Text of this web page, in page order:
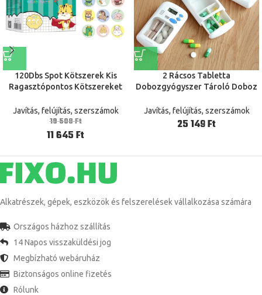
120Dbs Spot Kötszerek Kis
Ragasztópontos Kötszereket
Apró Kerek Kötszerekkel A
Kézhez És Kars Sebekhez
Javítás, felújítás, szerszámok
19 508Ft
11 645Ft
2 Rácsos Tabletta
Dobozgyógyszer Tároló Doboz
Emlékeztető Gyógyszer
Dobozok Riasztási Időzítő
Javítás, felújítás, szerszámok
Ft
Alkatrészek, gépek, eszközök és felszerelések vállalkozása számára
Országos házhoz szállítás
14 Napos visszaküldési jog
Megbízható webáruház
Biztonságos online fizetés
Rólunk